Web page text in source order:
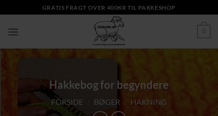
til
indhold
GRATIS FRAGT OVER 400KR TIL PAKKESHOP
Hakkebog for begyndere
FORSIDE BØGER HAKNING